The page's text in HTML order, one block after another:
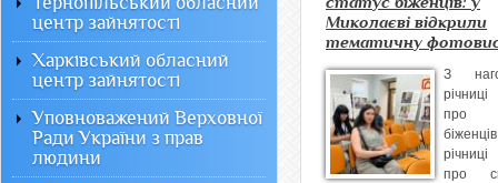
Миколаєві відкрили
тематичну
З
річниці
про
річниці
про
центр зайнятості
Харківський обласний
центр зайнятості
Уповноважений Верховної
Ради України з прав
людини